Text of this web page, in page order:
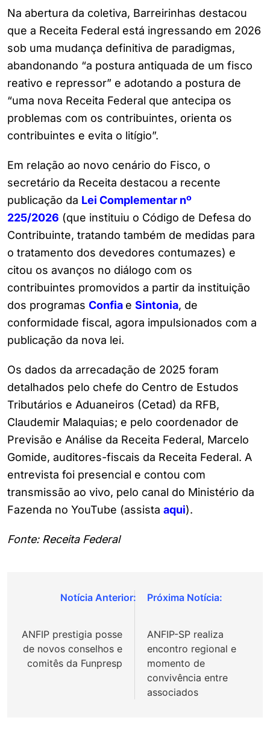
Na abertura da coletiva, Barreirinhas destacou
que a Receita Federal está ingressando em 2026
sob uma mudança definitiva de paradigmas,
abandonando “a postura antiquada de um fisco
reativo e repressor” e adotando a postura de
“uma nova Receita Federal que antecipa os
problemas com os contribuintes, orienta os
contribuintes e evita o litígio”.
Em relação ao novo cenário do Fisco, o
secretário da Receita destacou a recente
publicação da Lei Complementar nº
225/2026 (que instituiu o Código de Defesa do
Contribuinte, tratando também de medidas para
o tratamento dos devedores contumazes) e
citou os avanços no diálogo com os
contribuintes promovidos a partir da instituição
dos programas Confia e Sintonia, de
conformidade fiscal, agora impulsionados com a
publicação da nova lei.
Os dados da arrecadação de 2025 foram
detalhados pelo chefe do Centro de Estudos
Tributários e Aduaneiros (Cetad) da RFB,
Claudemir Malaquias; e pelo coordenador de
Previsão e Análise da Receita Federal, Marcelo
Gomide, auditores-fiscais da Receita Federal. A
entrevista foi presencial e contou com
transmissão ao vivo, pelo canal do Ministério da
Fazenda no YouTube (assista aqui).
Fonte: Receita Federal
Navegação
Post
ANFIP prestigia posse
de novos conselhos e
comitês da Funpresp
ANFIP-SP realiza
encontro regional e
momento de
convivência entre
associados